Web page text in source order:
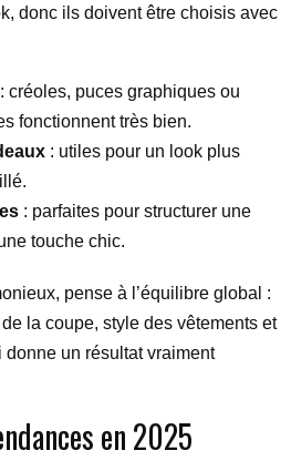
donc ils doivent être choisis avec
: créoles, puces graphiques ou
fonctionnent très bien.
: utiles pour un look plus
: parfaites pour structurer une
touche chic.
pense à l’équilibre global :
la coupe, style des vêtements et
donne un résultat vraiment
en 2025